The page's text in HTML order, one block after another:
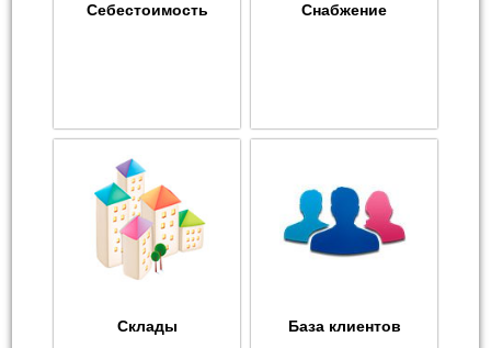
Себестоимость Снабжение
Склады База клиентов